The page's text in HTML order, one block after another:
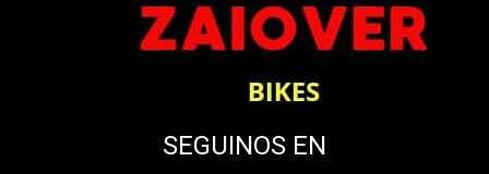
SEGUINOS EN